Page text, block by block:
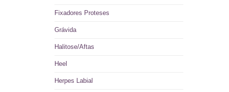
Fixadores Proteses
Grávida
Halitose/Aftas
Heel
Herpes Labial